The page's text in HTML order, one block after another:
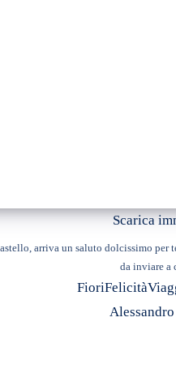
Scarica
arriva un saluto dolcissimo per
da inviare a
FioriFelicità